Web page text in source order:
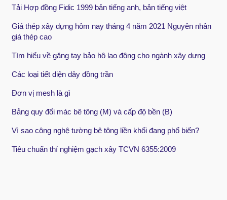
Tải Hợp đồng Fidic 1999 bản tiếng anh, bản tiếng việt
Giá thép xây dựng hôm nay tháng 4 năm 2021 Nguyên nhân
giá thép cao
Tìm hiểu về găng tay bảo hộ lao động cho ngành xây dựng
Các loại tiết diện dây đồng trần
Đơn vị mesh là gì
Bảng quy đổi mác bê tông (M) và cấp độ bền (B)
Vì sao công nghệ tường bê tông liền khối đang phổ biến?
Tiêu chuẩn thí nghiệm gạch xây TCVN 6355:2009